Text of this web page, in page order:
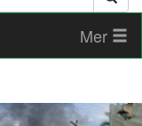
Mer